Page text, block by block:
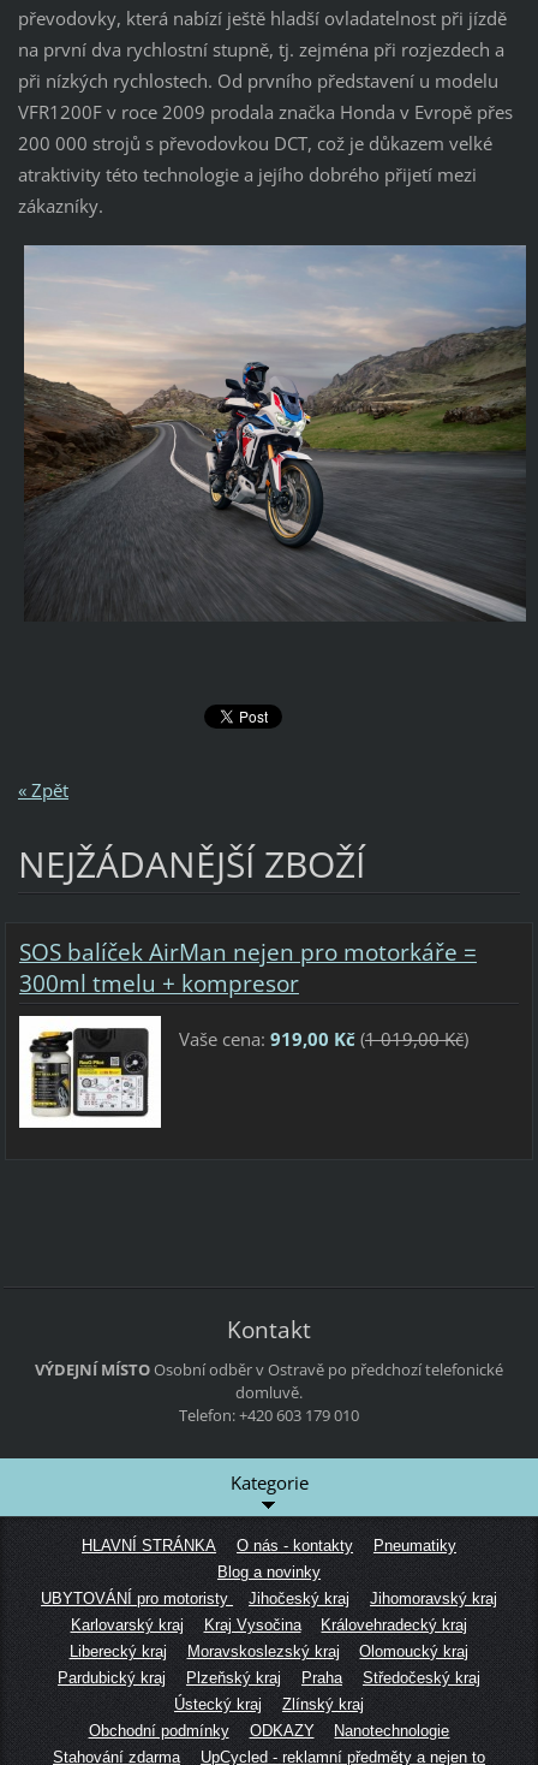
převodovky, která nabízí ještě hladší ovladatelnost při jízdě
na první dva rychlostní stupně, tj. zejména při rozjezdech a
při nízkých rychlostech. Od prvního představení u modelu
VFR1200F v roce 2009 prodala značka Honda v Evropě přes
200 000 strojů s převodovkou DCT, což je důkazem velké
atraktivity této technologie a jejího dobrého přijetí mezi
zákazníky.
« Zpět
NEJŽÁDANĚJŠÍ ZBOŽÍ
SOS balíček AirMan nejen pro motorkáře =
300ml tmelu + kompresor
Vaše cena: 919,00 Kč(1 019,00 Kč)
Kontakt
VÝDEJNÍ MÍSTOOsobní odběr v Ostravě po předchozí telefonické
domluvě.
Telefon: +420 603 179 010
Kategorie
HLAVNÍ STRÁNKA O nás - kontakty
Pneumatiky
Blog a novinky
UBYTOVÁNÍ pro motoristy
Jihočeský kraj
Jihomoravský kraj
Karlovarský kraj
Kraj Vysočina
Královehradecký kraj
Liberecký kraj
Moravskoslezský kraj
Olomoucký kraj
Pardubický kraj
Plzeňský kraj Praha
Středočeský kraj
Ústecký kraj
Zlínský kraj
Obchodní podmínky
ODKAZY
Nanotechnologie
Stahování zdarma
UpCycled - reklamní předměty a nejen to